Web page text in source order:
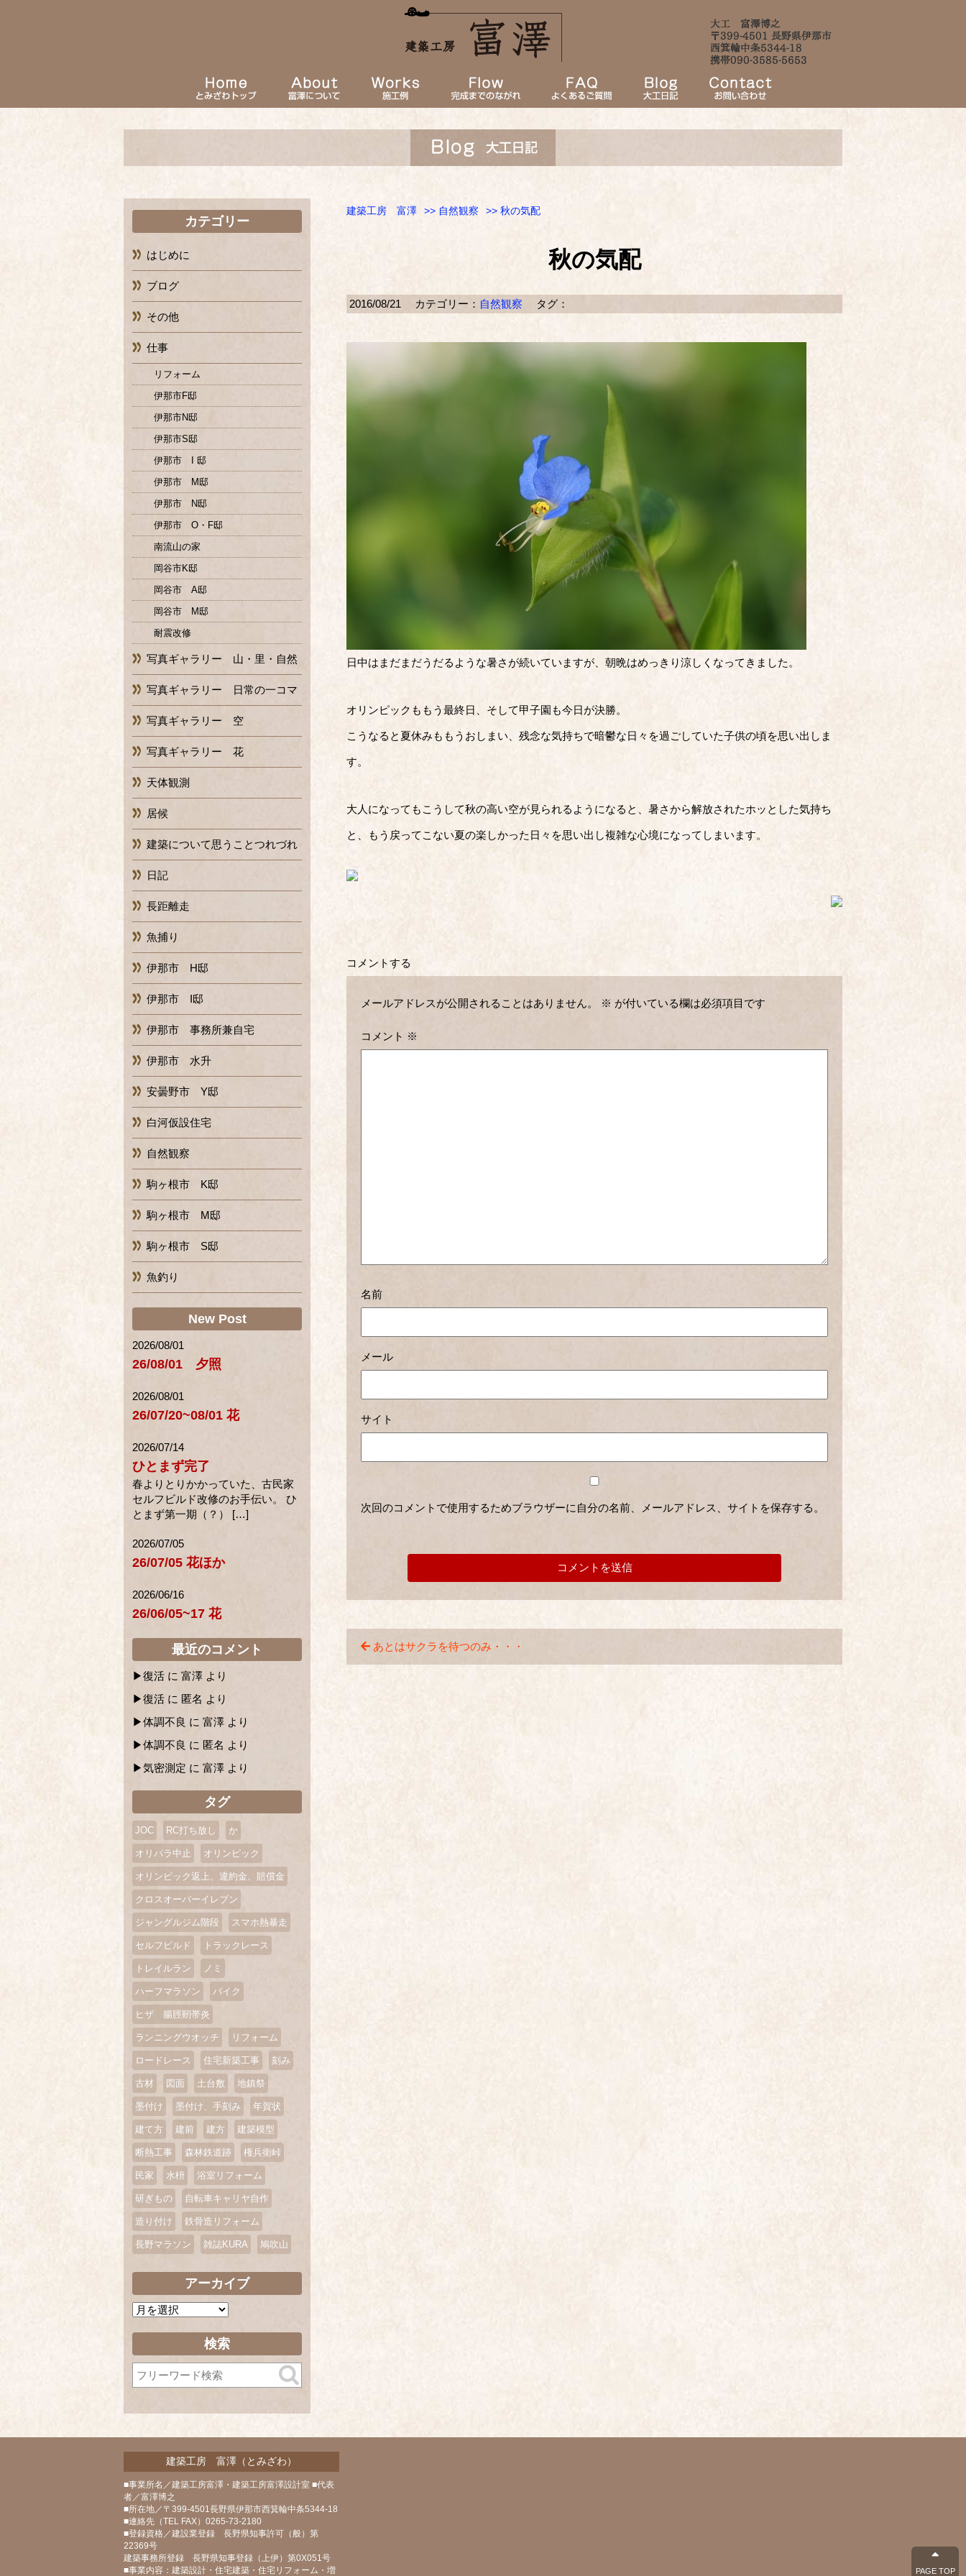
建築工房 富澤 >> 自然観察 >> 秋の気配
秋の気配
2016/08/21 カテゴリー： 自然観察 タグ：
日中はまだまだうだるような暑さが続いていますが、朝晩はめっきり涼しくなってきました。
オリンピックももう最終日、そして甲子園も今日が決勝。
こうなると夏休みももうおしまい、残念な気持ちで暗鬱な日々を過ごしていた子供の頃を思い出しま
す。
大人になってもこうして秋の高い空が見られるようになると、暑さから解放されたホッとした気持ち
と、もう戻ってこない夏の楽しかった日々を思い出し複雑な心境になってしまいます。
コメントする
メールアドレスが公開されることはありません。 ※ が付いている欄は必須項目です
コメント ※
名前
メール
サイト
次回のコメントで使用するためブラウザーに自分の名前、メールアドレス、サイトを保存する。
あとはサクラを待つのみ・・・
カテゴリー
はじめに
ブログ
その他
仕事
リフォーム
伊那市F邸
伊那市N邸
伊那市S邸
伊那市 I 邸
伊那市 M邸
伊那市 N邸
伊那市 O・F邸
南流山の家
岡谷市K邸
岡谷市 A邸
岡谷市 M邸
耐震改修
写真ギャラリー 山・里・自然
写真ギャラリー 日常の一コマ
写真ギャラリー 空
写真ギャラリー 花
天体観測
居候
建築について思うことつれづれ
日記
長距離走
魚捕り
伊那市 H邸
伊那市 I邸
伊那市 事務所兼自宅
伊那市 水升
安曇野市 Y邸
白河仮設住宅
自然観察
駒ヶ根市 K邸
駒ヶ根市 M邸
駒ヶ根市 S邸
魚釣り
New Post
2026/08/01
26/08/01 夕照
2026/08/01
26/07/20~08/01 花
2026/07/14
ひとまず完了
春よりとりかかっていた、古民家
セルフビルド改修のお手伝い。 ひ
とまず第一期（？） […]
2026/07/05
26/07/05 花ほか
2026/06/16
26/06/05~17 花
最近のコメント
復活 に 富澤 より
復活 に 匿名 より
体調不良 に 富澤 より
体調不良 に 匿名 より
気密測定 に 富澤 より
タグ
JOC RC打ち放し か
オリパラ中止 オリンピック
オリンピック返上、違約金、賠償金
クロスオーバーイレブン
ジャングルジム階段 スマホ熱暴走
セルフビルド トラックレース
トレイルラン ノミ
ハーフマラソン バイク
ヒザ 腸脛靭帯炎
ランニングウオッチ リフォーム
ロードレース 住宅新築工事 刻み
古材 図面 土台敷 地鎮祭
墨付け 墨付け、手刻み 年賀状
建て方 建前 建方 建築模型
断熱工事 森林鉄道跡 権兵衛峠
民家 水枡 浴室リフォーム
研ぎもの 自転車キャリヤ自作
造り付け 鉄骨造リフォーム
長野マラソン 雑誌KURA 鳩吹山
アーカイブ
ア
イ
ブ
検索
建築工房 富澤（とみざわ）
■事業所名／建築工房富澤・建築工房富澤設計室 ■代表
者／富澤博之
■所在地／〒399-4501長野県伊那市西箕輪中条5344-18
■連絡先（TEL FAX）0265-73-2180
■登録資格／建設業登録 長野県知事許可（般）第
22369号
建築事務所登録 長野県知事登録（上伊）第0X051号
■事業内容：建築設計・住宅建築・住宅リフォーム・増
PAGE TOP